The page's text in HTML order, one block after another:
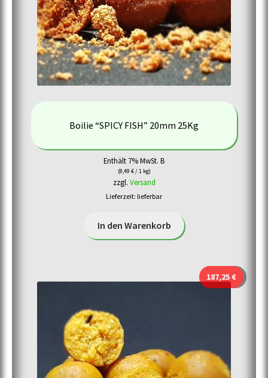
Boilie “SPICY FISH” 20mm 25Kg
Enthält 7% MwSt. B
(8,49 €/ 1 kg)
zzgl. Versand
Lieferzeit: lieferbar
In den Warenkorb
187,25€